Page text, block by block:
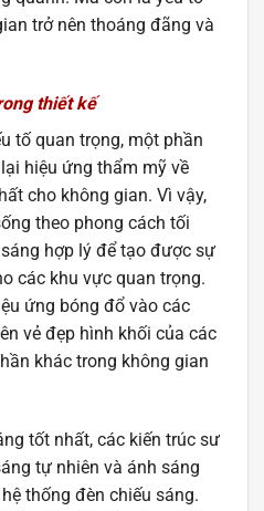
trở nên thoáng đãng và
thiết kế
tố quan trọng, một phần
hiệu ứng thẩm mỹ về
cho không gian. Vì vậy,
theo phong cách tối
hợp lý để tạo được sự
các khu vực quan trọng.
ứng bóng đổ vào các
vẻ đẹp hình khối của các
khác trong không gian
tốt nhất, các kiến trúc sư
tự nhiên và ánh sáng
thống đèn chiếu sáng.